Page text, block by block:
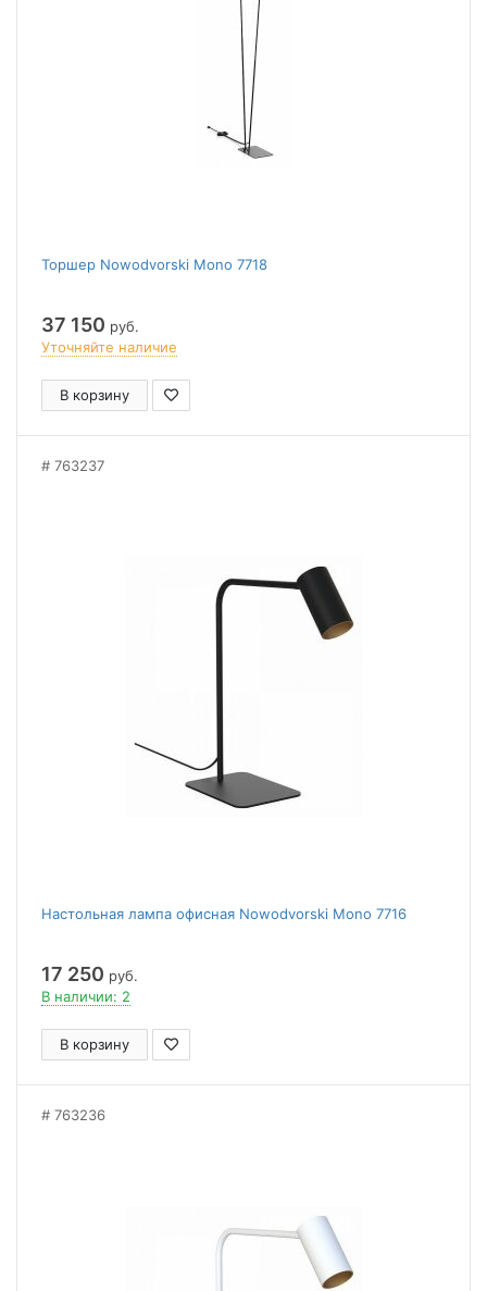
Торшер Nowodvorski Mono 7718
37 150 руб.
Уточняйте наличие
В корзину
763237
Настольная лампа офисная Nowodvorski Mono 7716
17 250 руб.
В наличии: 2
В корзину
763236